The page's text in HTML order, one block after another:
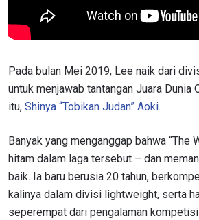
Pada bulan Mei 2019, Lee naik dari
untuk menjawab tantangan Juara Dunia
itu, Shinya “Tobikan Judan” Aoki.
Banyak yang menganggap bahwa “The
hitam dalam laga tersebut – dan
baik. Ia baru berusia 20 tahun,
kalinya dalam divisi lightweight, serta
seperempat dari pengalaman